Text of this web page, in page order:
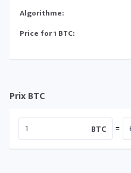
Algorithme:
Price for 1 BTC:
Prix BTC
BTC =